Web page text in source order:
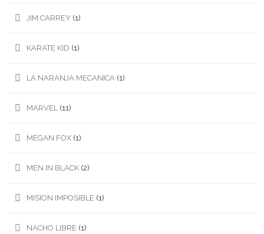
JIM CARREY (1)
KARATE KID (1)
LA NARANJA MECANICA (1)
MARVEL (11)
MEGAN FOX (1)
MEN IN BLACK (2)
MISION IMPOSIBLE (1)
NACHO LIBRE (1)